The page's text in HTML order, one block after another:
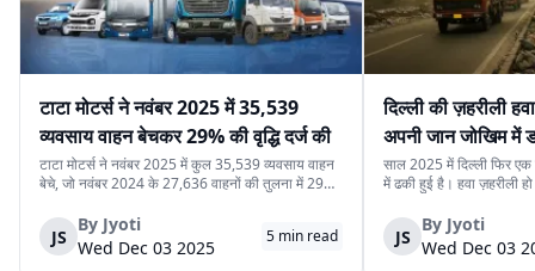
टाटा मोटर्स ने नवंबर 2025 में 35,539
व्यवसाय वाहन बेचकर 29% की वृद्धि दर्ज की
टाटा मोटर्स ने नवंबर 2025 में कुल 35,539 व्यवसाय वाहन
बेचे, जो नवंबर 2024 के 27,636 वाहनों की तुलना में 29%
कंपनी की विविध व्यवसाय वाहन श्रृंखला को दर्शाती है। घरेलू
बिक्री 32,753 वाहन रह...
JS
By Jyoti
Wed Dec 03 2025
5 min read
दिल्ली की ज़हरीली
अपनी जान जोखिम
कर रहे हैं
साल 2025 में दिल्ली फिर
में ढकी हुई है। हवा ज़हरीली
रोज़ाना सड़क पर उतरते हैं।
क्योंकि दिल्ली की रोज़मर्रा...
JS
By Jyoti
Wed Dec 03